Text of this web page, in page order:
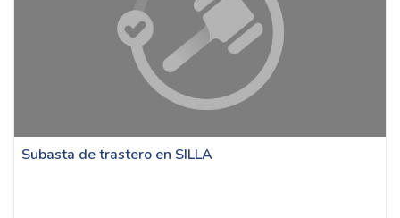
Subasta de trastero en SILLA